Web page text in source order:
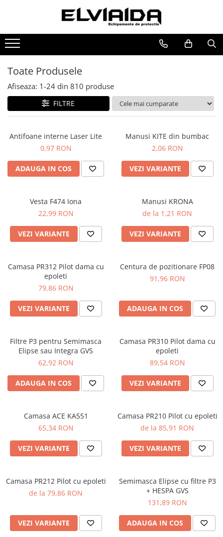
Toate Produsele
IMBRACAMINTE
IMBRACAMINTE DE LUCRU
IMBRACAMINTE REFLECTORIZANTA
IMBRACAMINTE DE IARNA
IMBRACAMINTE IMPERMEABILA
UNICA FOLOSINTA
IMBRACAMINTE ESD
ANTISTATICA
COMBINEZOANE, HALATE
DIVERSE
PANTALONI DE LUCRU
JACHETE VATUITE
INDUSTRIA ALIMENTARA
GENUNCHIERE
CAMASI
FESURI, SEPCI, CAPISOANE
FLEECE
PANTOFI
SANDALE-SABOTI
SOSETE
ACCESORII
MANUSI
Toate Produsele
Afiseaza: 1-24 din 810 produse
FILTRE
Antifoane interne Laser Lite
0,97 RON
ADAUGA IN COS
Manusi KITE din bumbac
2,06 RON
VEZI VARIANTE
Vesta F474 Iona
22,99 RON
VEZI VARIANTE
Manusi KRONA
de la 1,21 RON
VEZI VARIANTE
Camasa PR312 Pilot dama cu
epoleti
79,86 RON
VEZI VARIANTE
Centura de pozitionare FP08
91,96 RON
ADAUGA IN COS
Filtre P3 pentru Semimasca
Elipse sau Integra GVS
62,92 RON
ADAUGA IN COS
Camasa PR310 Pilot dama cu
epoleti
89,54 RON
VEZI VARIANTE
Camasa ACE KA551
65,34 RON
VEZI VARIANTE
Camasa PR210 Pilot cu epoleti
de la 85,91 RON
VEZI VARIANTE
Camasa PR212 Pilot cu epoleti
de la 79,86 RON
VEZI VARIANTE
Semimasca Elipse cu filtre P3
+ HESPA GVS
131,89 RON
ADAUGA IN COS